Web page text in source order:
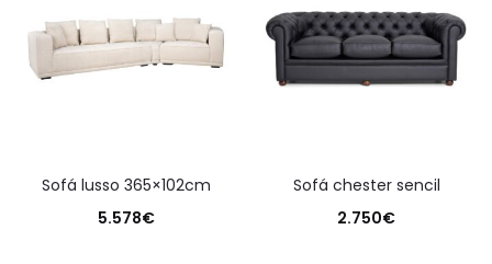
sofá lusso 365×102cm
5.578€
sofá chester sencil
2.750€